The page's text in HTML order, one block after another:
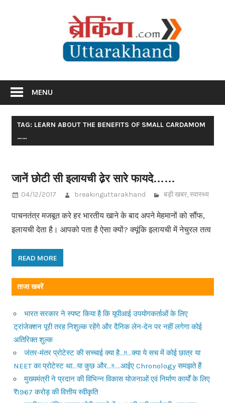
MENU
TAG: LEARN ABOUT THE BENEFITS OF SMALL CARDAMOM
……
जानें छोटी सी इलायची ढे़र सारे फायदे……
04/12/2017 breakinguttarakhand बड़ी खबर,स्वास्थ्य
पाचनतंत्र मजबूत करे हर भारतीय खाने के बाद अपने मेहमानों को सौंफ,
इलायची देता है। आपको पता है ऐसा क्यों? क्यूंकि इलायची में नेचुरल तत्व
READ MORE
ताजा खबरें
भारत सरकार ने स्पष्ट किया है कि यूपीआई उपयोगकर्ताओं के लिए
ट्रांजेक्शन पूरी तरह निशुल्क रहेंगे और दैनिक लेन-देन पर नहीं लगेगा कोई
अतिरिक्त शुल्क
जंतर-मंतर प्रोटेस्ट की सच्चाई क्या है…!!…क्या ये सच में कोई छात्र या
NEET का प्रोटेस्ट था…या कुछ और…!!….आईए Chronology समझते हैं
मुख्यमंत्री ने प्रदान की विभिन्न विकास योजनाओं एवं निर्माण कार्यों के लिए
₹1967 करोड़ की वित्तीय स्वीकृति